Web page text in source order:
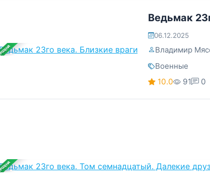
Ведьмак
06.12.2025
Владимир
Военные
10.0
91 0